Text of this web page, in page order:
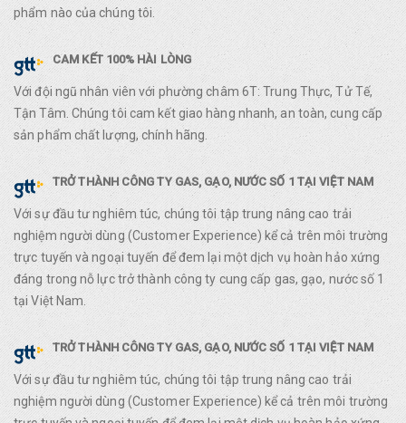
phẩm nào của chúng tôi.
CAM KẾT 100% HÀI LÒNG
Với đội ngũ nhân viên với phường châm 6T: Trung Thực, Tử Tế,
Tận Tâm. Chúng tôi cam kết giao hàng nhanh, an toàn, cung cấp
sản phẩm chất lượng, chính hãng.
TRỞ THÀNH CÔNG TY GAS, GẠO, NƯỚC SỐ 1 TẠI VIỆT NAM
Với sự đầu tư nghiêm túc, chúng tôi tập trung nâng cao trải
nghiệm người dùng (Customer Experience) kể cả trên môi trường
trực tuyến và ngoại tuyến để đem lại một dịch vụ hoàn hảo xứng
đáng trong nỗ lực trở thành công ty cung cấp gas, gạo, nước số 1
tại Việt Nam.
TRỞ THÀNH CÔNG TY GAS, GẠO, NƯỚC SỐ 1 TẠI VIỆT NAM
Với sự đầu tư nghiêm túc, chúng tôi tập trung nâng cao trải
nghiệm người dùng (Customer Experience) kể cả trên môi trường